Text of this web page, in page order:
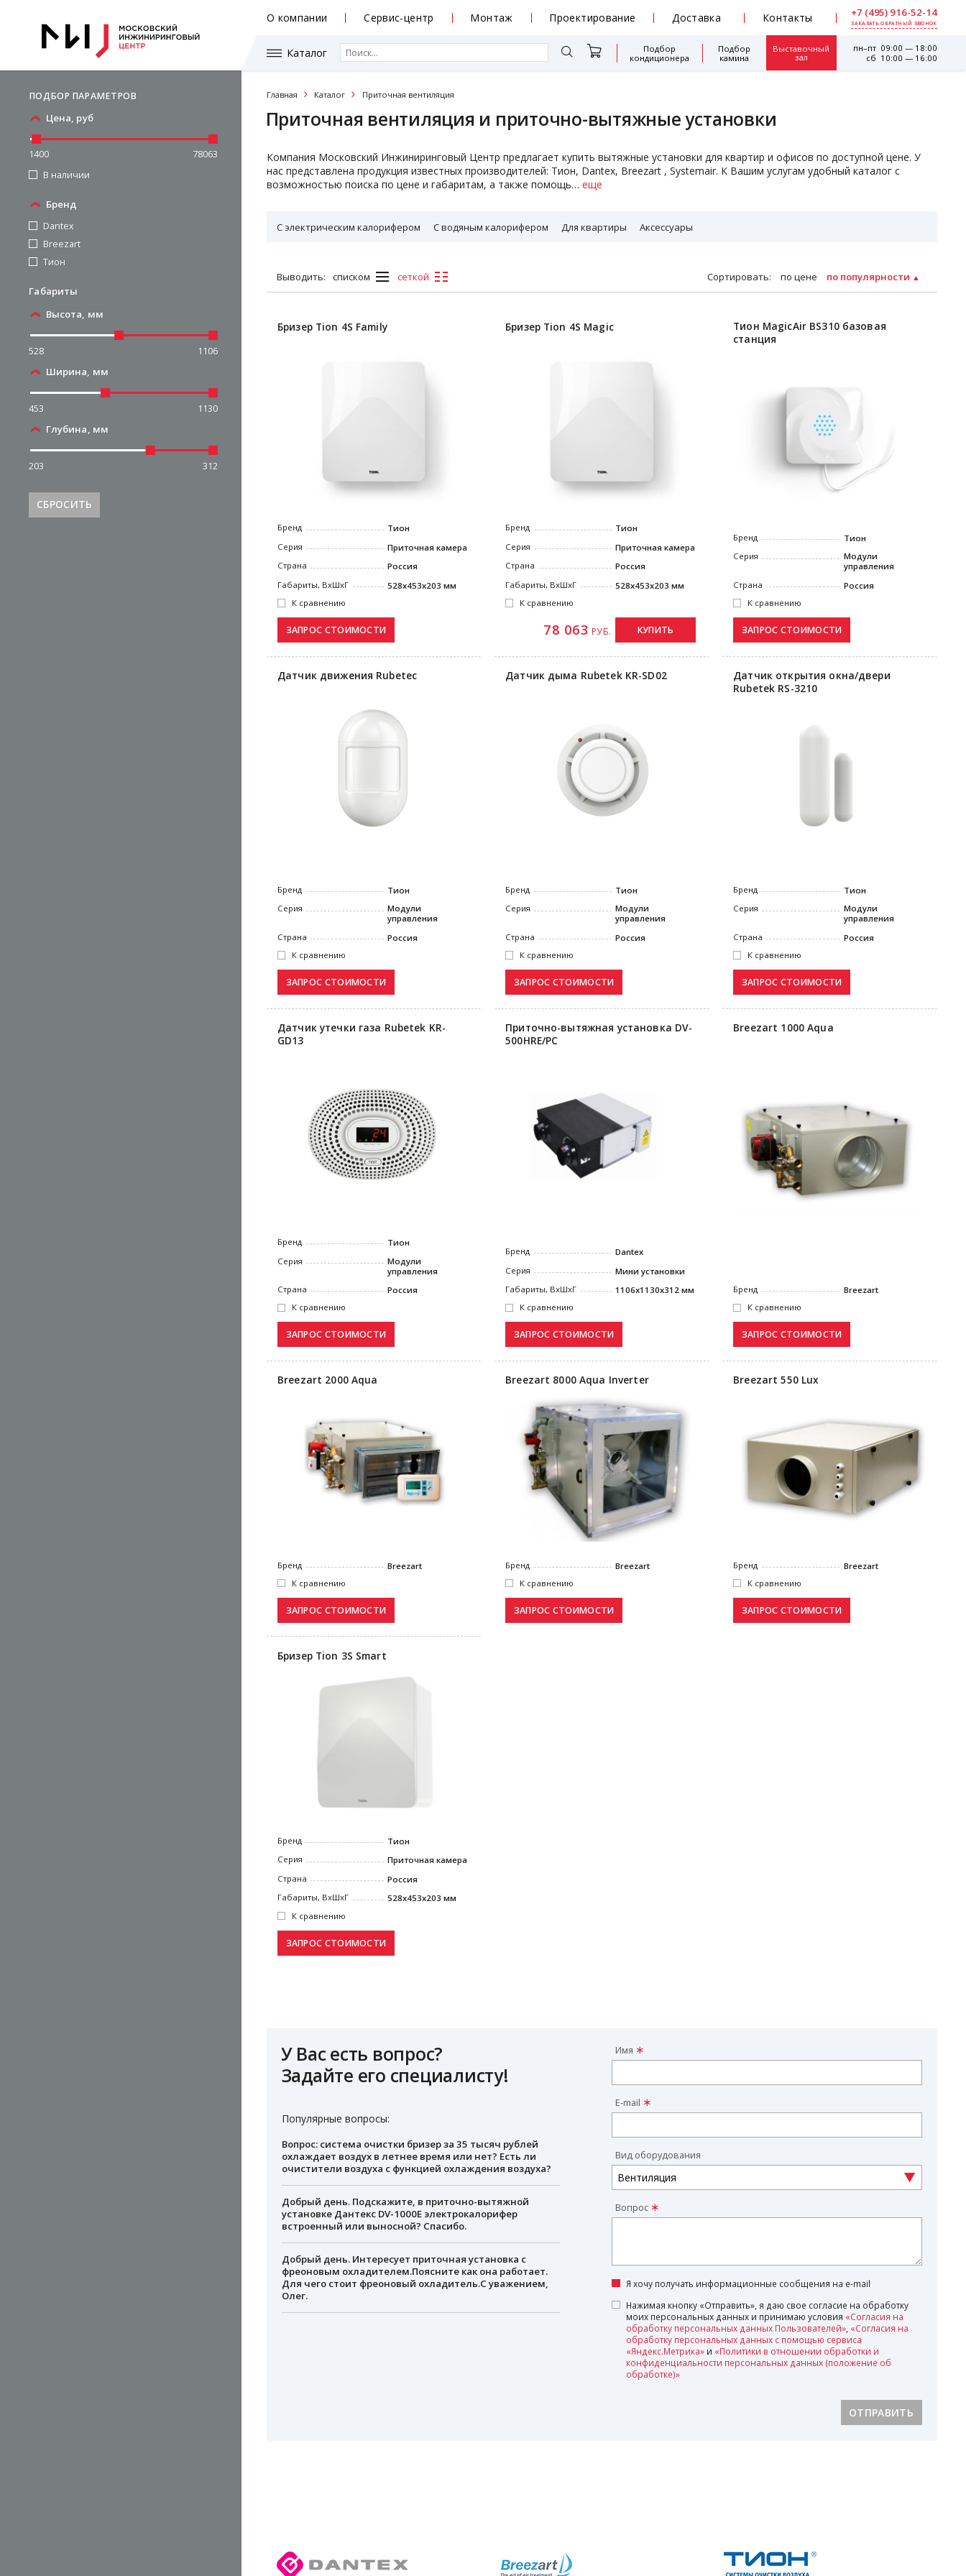
О компании Сервис-центр Монтаж Проектирование Доставка Контакты +7 (495) 916-52-14
ЗАКАЗАТЬ ОБРАТНЫЙ ЗВОНОК
Каталог
Подбор
кондиционера
Подбор
камина
Выставочный
зал
пн–пт 09:00 — 18:00
сб 10:00 — 16:00
ПОДБОР ПАРАМЕТРОВ
Цена, руб
1400
78063
В наличии
Бренд
Dantex
Breezart
Тион
Габариты
Высота, мм
528 1106
Ширина, мм
453 1130
Глубина, мм
203 312
СБРОСИТЬ
Главная Каталог Приточная вентиляция
Приточная вентиляция и приточно-вытяжные установки
Компания Московский Инжиниринговый Центр предлагает купить вытяжные установки для квартир и офисов по доступной цене. У
нас представлена продукция известных производителей: Тион, Dantex, Breezart , Systemair. К Вашим услугам удобный каталог с
возможностью поиска по цене и габаритам, а также помощь… еще
С электрическим калорифером С водяным калорифером Для квартиры Аксессуары
Выводить: списком сеткой Сортировать: по цене по популярности
Бризер Tion 4S Family
Бренд
Тион
Серия
Приточная камера
Страна
Россия
Габариты, ВxШxГ
528х453х203 мм
К сравнению
Бризер Tion 4S Magic
Бренд
Тион
Серия
Приточная камера
Страна
Россия
Габариты, ВxШxГ
528х453х203 мм
К сравнению
78 063 РУБ. КУПИТЬ
Тион MagicAir BS310 базовая
станция
Бренд
Тион
Серия
Модули
управления
Страна
Россия
К сравнению
Датчик движения Rubetec
Бренд
Тион
Серия
Модули
управления
Страна
Россия
К сравнению
Датчик дыма Rubetek KR-SD02
Бренд
Тион
Серия
Модули
управления
Страна
Россия
К сравнению
Датчик открытия окна/двери
Rubetek RS-3210
Бренд
Тион
Серия
Модули
управления
Страна
Россия
К сравнению
Датчик утечки газа Rubetek KR-
GD13
Бренд
Тион
Серия
Модули
управления
Страна
Россия
К сравнению
Приточно-вытяжная установка DV-
500HRE/PC
Бренд
Dantex
Серия
Мини установки
Габариты, ВxШxГ
1106х1130х312 мм
К сравнению
Breezart 1000 Aqua
Бренд
Breezart
К сравнению
Breezart 2000 Aqua
Бренд
Breezart
К сравнению
Breezart 8000 Aqua Inverter
Бренд
Breezart
К сравнению
Breezart 550 Lux
Бренд
Breezart
К сравнению
Бризер Tion 3S Smart
Бренд
Тион
Серия
Приточная камера
Страна
Россия
Габариты, ВxШxГ
528х453х203 мм
К сравнению
У Вас есть вопрос?
Задайте его специалисту!
Популярные вопросы:
Вопрос: система очистки бризер за 35 тысяч рублей
охлаждает воздух в летнее время или нет? Есть ли
очистители воздуха с функцией охлаждения воздуха?
Добрый день. Подскажите, в приточно-вытяжной
установке Дантекс DV-1000E электрокалорифер
встроенный или выносной? Спасибо.
Добрый день. Интересует приточная установка с
фреоновым охладителем.Поясните как она работает.
Для чего стоит фреоновый охладитель.С уважением,
Олег.
Имя
E-mail
Вид оборудования
Вопрос
Я хочу получать информационные сообщения на e-mail
Нажимая кнопку «Отправить», я даю свое согласие на обработку
моих персональных данных и принимаю условия «Согласия на
обработку персональных данных Пользователей», «Согласия на
обработку персональных данных с помощью сервиса
«Яндекс.Метрика» и «Политики в отношении обработки и
конфиденциальности персональных данных (положение об
обработке)»
ОТПРАВИТЬ